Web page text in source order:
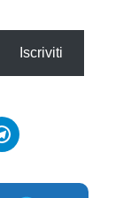
Iscriviti